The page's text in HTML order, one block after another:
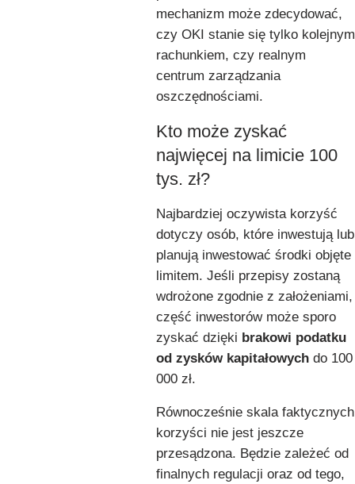
mechanizm może zdecydować,
czy OKI stanie się tylko kolejnym
rachunkiem, czy realnym
centrum zarządzania
oszczędnościami.
Kto może zyskać
najwięcej na limicie 100
tys. zł?
Najbardziej oczywista korzyść
dotyczy osób, które inwestują lub
planują inwestować środki objęte
limitem. Jeśli przepisy zostaną
wdrożone zgodnie z założeniami,
część inwestorów może sporo
zyskać dzięki brakowi podatku
od zysków kapitałowych do 100
000 zł.
Równocześnie skala faktycznych
korzyści nie jest jeszcze
przesądzona. Będzie zależeć od
finalnych regulacji oraz od tego,